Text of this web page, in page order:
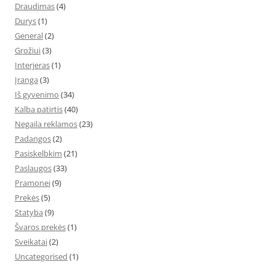
Draudimas(4)
Durys(1)
General(2)
Grožiui(3)
Interjeras(1)
Įranga (3)
Iš gyvenimo (34)
Kalba patirtis(40)
Negaila reklamos(23)
Padangos(2)
Pasiskelbkim (21)
Paslaugos(33)
Pramonei(9)
Prekės(5)
Statyba (9)
Švaros prekės(1)
Sveikatai(2)
Uncategorised (1)